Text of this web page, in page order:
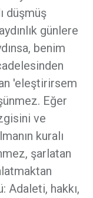
düşmüş
günlere
benim
'eleştirirsem
Eğer
ve
kuralı
şarlatan
Adaleti, hakkı,